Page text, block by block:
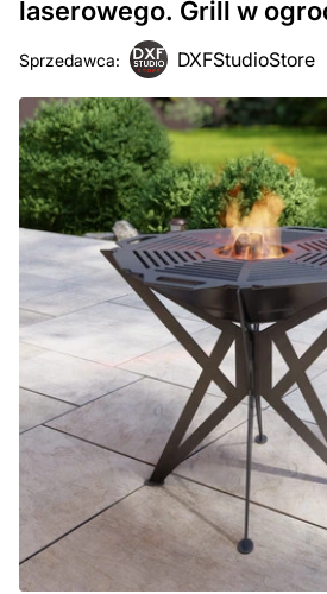
laserowego. Grill w
Sprzedawca: DXFStudioStore